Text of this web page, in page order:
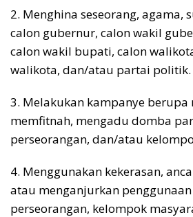
2. Menghina seseorang, agama,
calon gubernur, calon wakil
calon wakil bupati, calon
walikota, dan/atau partai politik.
3. Melakukan kampanye berupa
memfitnah, mengadu domba
perseorangan, dan/atau
4. Menggunakan kekerasan,
atau menganjurkan
perseorangan, kelompok